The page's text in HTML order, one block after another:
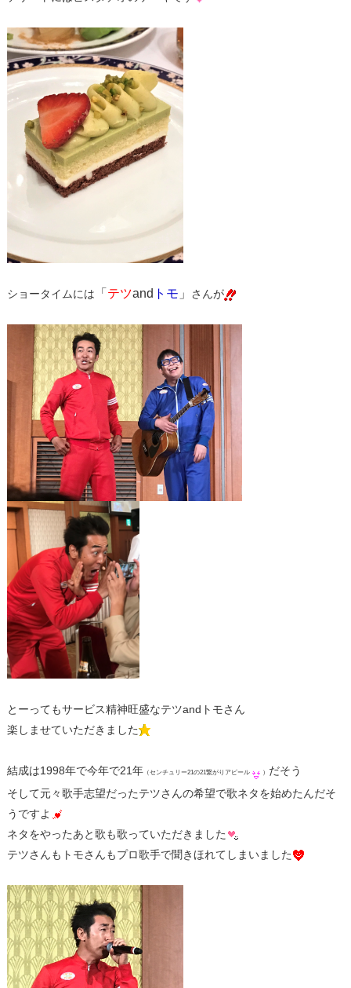
ショータイムには 「 テツand トモ 」 さんが
とーってもサービス精神旺盛なテツandトモさん
楽しませていただきました
結成は1998年で今年で21年（センチュリー21の21繋がりアピール ）
だそう
そして元々歌手志望だったテツさんの希望で歌ネタを始めたんだそ
うですよ
ネタをやったあと歌も歌っていただきました
テツさんもトモさんもプロ歌手で聞きほれてしまいました